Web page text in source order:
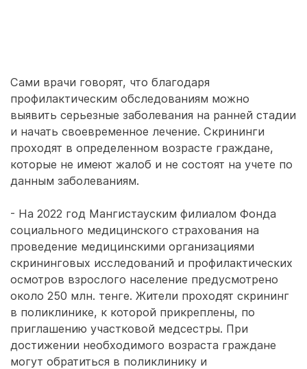
Сами врачи говорят, что благодаря
профилактическим обследованиям можно
выявить серьезные заболевания на ранней стадии
и начать своевременное лечение. Скрининги
проходят в определенном возрасте граждане,
которые не имеют жалоб и не состоят на учете по
данным заболеваниям.
- На 2022 год Мангистауским филиалом Фонда
социального медицинского страхования на
проведение медицинскими организациями
скрининговых исследований и профилактических
осмотров взрослого население предусмотрено
около 250 млн. тенге. Жители проходят скрининг
в поликлинике, к которой прикреплены, по
приглашению участковой медсестры. При
достижении необходимого возраста граждане
могут обратиться в поликлинику и